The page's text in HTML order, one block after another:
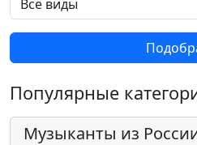
Популярные
Музыканты из